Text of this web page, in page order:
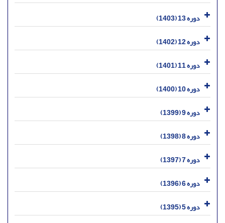
دوره 13 (1403)
دوره 12 (1402)
دوره 11 (1401)
دوره 10 (1400)
دوره 9 (1399)
دوره 8 (1398)
دوره 7 (1397)
دوره 6 (1396)
دوره 5 (1395)